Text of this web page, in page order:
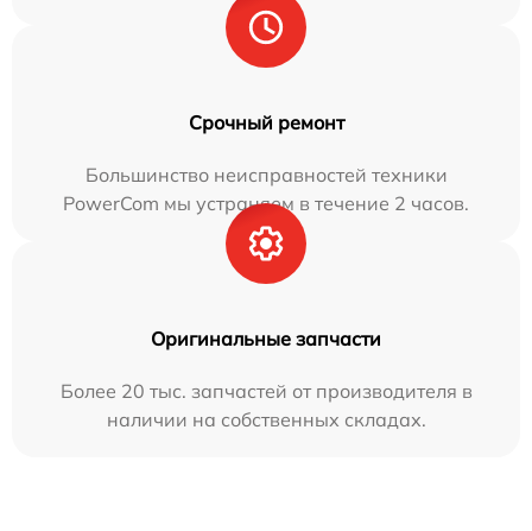
Срочный ремонт
Большинство неисправностей техники
PowerCom мы устраняем в течение 2 часов.
Оригинальные запчасти
Более 20 тыс. запчастей от производителя в
наличии на собственных складах.